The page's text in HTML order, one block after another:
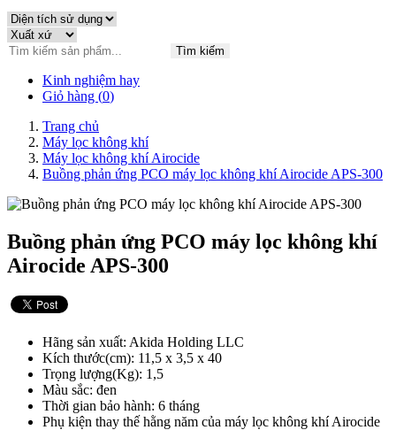
Tìm kiếm
Kinh nghiệm hay
Giỏ hàng (0)
Trang chủ
Máy lọc không khí
Máy lọc không khí Airocide
Buồng phản ứng PCO máy lọc không khí Airocide APS-300
Buồng phản ứng PCO máy lọc không khí
Airocide APS-300
Hãng sản xuất: Akida Holding LLC
Kích thước(cm): 11,5 x 3,5 x 40
Trọng lượng(Kg): 1,5
Màu sắc: đen
Thời gian bảo hành: 6 tháng
Phụ kiện thay thế hằng năm của máy lọc không khí Airocide